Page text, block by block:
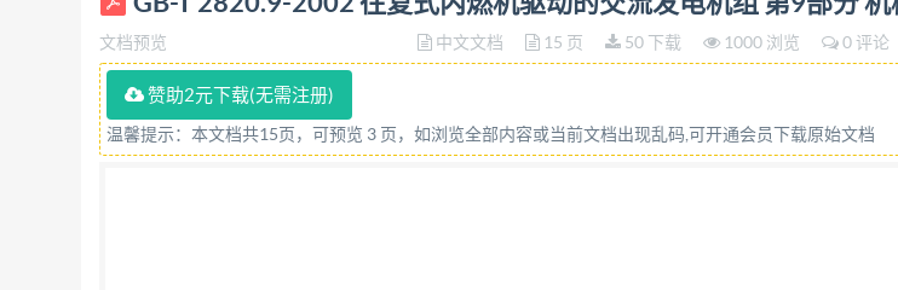
internal combustion engine driven alternating current generating sets- Part
9:1997,MOD) 2002-08-05发布 2003-04-01实施 中华人民共和国 发布 D 国家质量监
动的交流发电机组 第9部分：机械振动的测量和评价 GB/T 2820. 9-2002 * 中国标准
话：6852394668517548 中国标准出版社秦皇岛印刷厂印刷 新华书店北京发行所
1月第一版2003年1月第一次印刷 印数1-1500 * 书号：155066·1-19018 8定价12.00
文档预览 中文文档 15 页 50 下载 1000 浏览 0 评论
赞助2元下载(无需注册)
温馨提示：本文档共15页，可预览 3 页，如浏览全部内容或当前文档出现乱码,可开通会员下载原始文档